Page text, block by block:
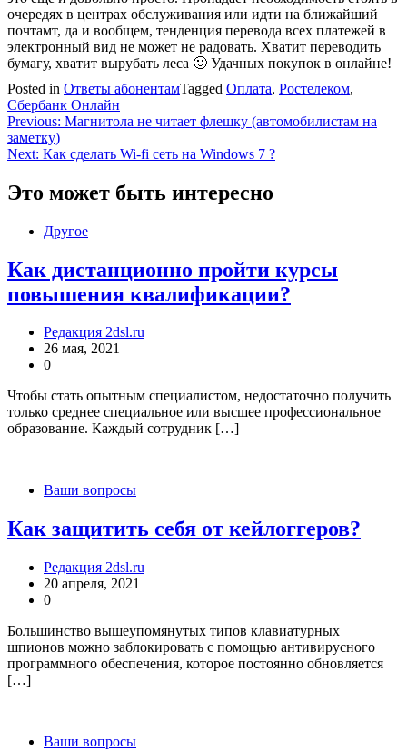
очередях в центрах обслуживания или идти на ближайший
почтамт, да и вообщем, тенденция перевода всех платежей в
электронный вид не может не радовать. Хватит переводить
бумагу, хватит вырубать леса 🙂 Удачных покупок в онлайне!
Posted in Ответы абонентамTagged Оплата, Ростелеком,
Сбербанк Онлайн
Навигация
по
Previous: Магнитола не читает флешку (автомобилистам на
заметку)
Next: Как сделать Wi-fi сеть на Windows 7 ?
Это может быть интересно
Другое
Как дистанционно пройти курсы
повышения квалификации?
Редакция 2dsl.ru
26 мая, 2021
0
Чтобы стать опытным специалистом, недостаточно получить
только среднее специальное или высшее профессиональное
образование. Каждый сотрудник […]
Ваши вопросы
Как защитить себя от кейлоггеров?
Редакция 2dsl.ru
20 апреля, 2021
0
Большинство вышеупомянутых типов клавиатурных
шпионов можно заблокировать с помощью антивирусного
программного обеспечения, которое постоянно обновляется
[…]
Ваши вопросы